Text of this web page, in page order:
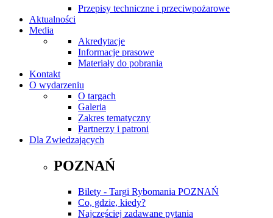
Przepisy techniczne i przeciwpożarowe
Aktualności
Media
Akredytacje
Informacje prasowe
Materiały do pobrania
Kontakt
O wydarzeniu
O targach
Galeria
Zakres tematyczny
Partnerzy i patroni
Dla Zwiedzających
POZNAŃ
Bilety - Targi Rybomania POZNAŃ
Co, gdzie, kiedy?
Najczęściej zadawane pytania